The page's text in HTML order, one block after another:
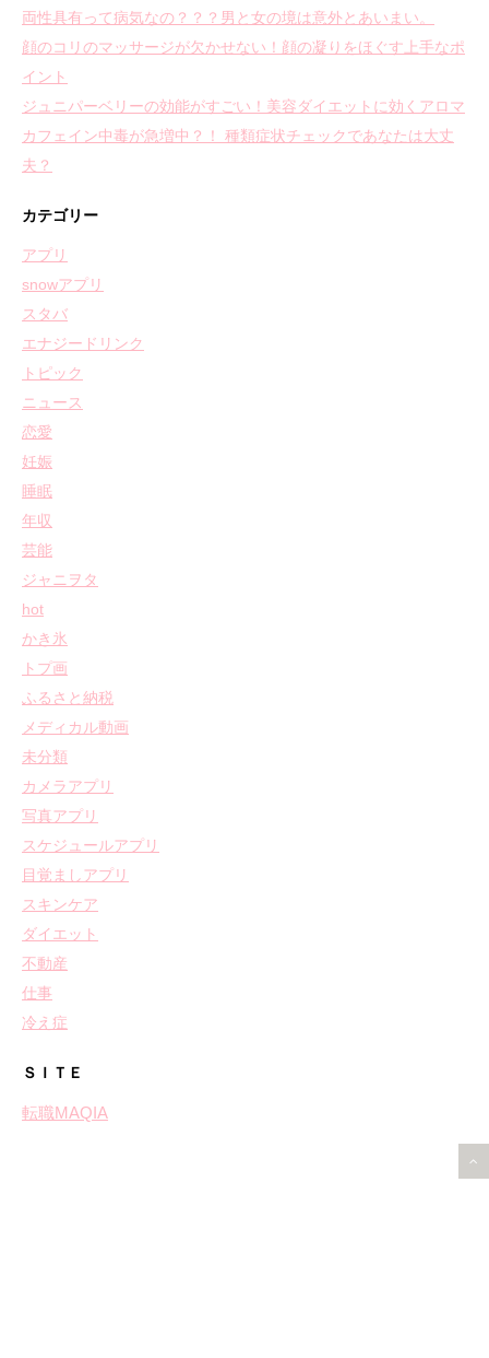
両性具有って病気なの？？？男と女の境は意外とあいまい。
顔のコリのマッサージが欠かせない！顔の凝りをほぐす上手なポ
イント
ジュニパーベリーの効能がすごい！美容ダイエットに効くアロマ
カフェイン中毒が急増中？！ 種類症状チェックであなたは大丈
夫？
カテゴリー
アプリ
snowアプリ
スタバ
エナジードリンク
トピック
ニュース
恋愛
妊娠
睡眠
年収
芸能
ジャニヲタ
hot
かき氷
トプ画
ふるさと納税
メディカル動画
未分類
カメラアプリ
写真アプリ
スケジュールアプリ
目覚ましアプリ
スキンケア
ダイエット
不動産
仕事
冷え症
ＳＩＴＥ
転職MAQIA